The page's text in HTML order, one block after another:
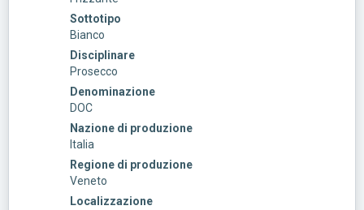
Sottotipo
Bianco
Disciplinare
Prosecco
Denominazione
DOC
Nazione di produzione
Italia
Regione di produzione
Veneto
Localizzazione